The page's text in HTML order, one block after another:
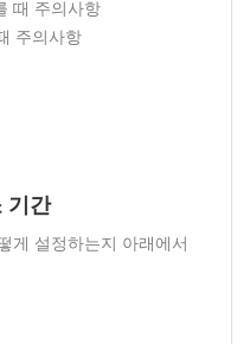
주의사항
기간
게 설정하는지 아래에서